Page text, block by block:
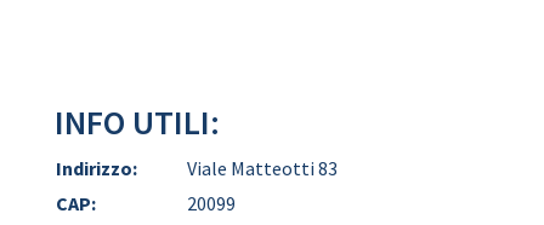
INFO UTILI:
Indirizzo:
Viale Matteotti 83
CAP:
20099